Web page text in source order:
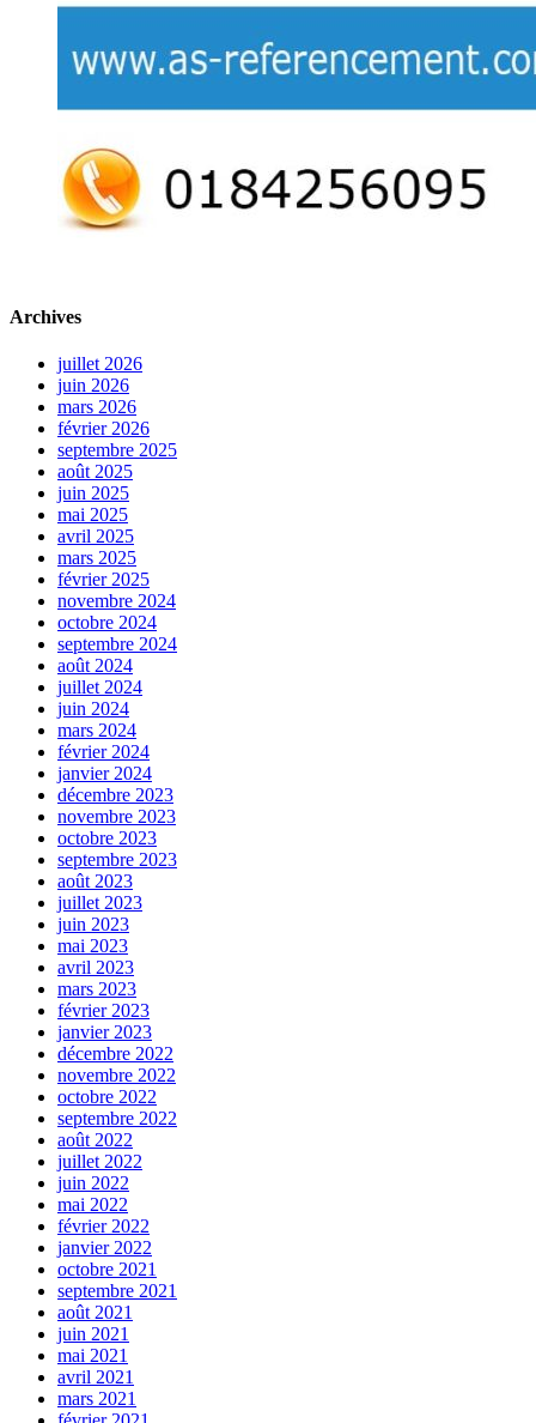
Archives
juillet 2026
juin 2026
mars 2026
février 2026
septembre 2025
août 2025
juin 2025
mai 2025
avril 2025
mars 2025
février 2025
novembre 2024
octobre 2024
septembre 2024
août 2024
juillet 2024
juin 2024
mars 2024
février 2024
janvier 2024
décembre 2023
novembre 2023
octobre 2023
septembre 2023
août 2023
juillet 2023
juin 2023
mai 2023
avril 2023
mars 2023
février 2023
janvier 2023
décembre 2022
novembre 2022
octobre 2022
septembre 2022
août 2022
juillet 2022
juin 2022
mai 2022
février 2022
janvier 2022
octobre 2021
septembre 2021
août 2021
juin 2021
mai 2021
avril 2021
mars 2021